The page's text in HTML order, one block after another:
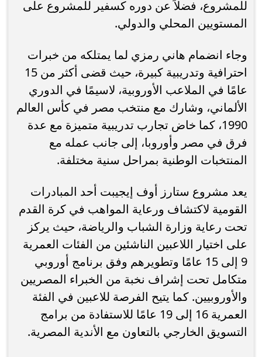
للمشروع، فضلاً عن دوره كسفير للمشروع على
المستويين المحلي والدولي.
وجاء انضمام هاني رمزي لما يمتلكه من خبرات
احترافية وتدريبية كبيرة، حيث قضى أكثر من 15
عامًا في الملاعب الأوروبية، لاسيمًا في الدوري
الألماني، وشارك مع منتخب مصر في كأس العالم
1990، كما خاض تجارب تدريبية متميزة مع عدة
فرق في مصر وأوروبا، إلى جانب عمله مع
المنتخبات الوطنية بمراحل سنية مختلفة.
يعد مشروع ستارز أوف إيجيبت أحد المبادرات
القومية لاكتشاف ورعاية المواهب في كرة القدم
تحت رعاية وزارة الشباب والرياضة، حيث يركز
على اختيار اللاعبين الناشئين من الفئات العمرية
9 إلى 15 عامًا وتطويرهم وفق برنامج أوروبي
متكامل تحت إشراف نخبة من الخبراء المصريين
والأوروبيين. كما يتيح الفرصة للاعبين في الفئة
العمرية 16 إلى 19 عامًا للاستفادة من برامج
التسويق الخارجي بالتعاون مع الأندية المصرية.